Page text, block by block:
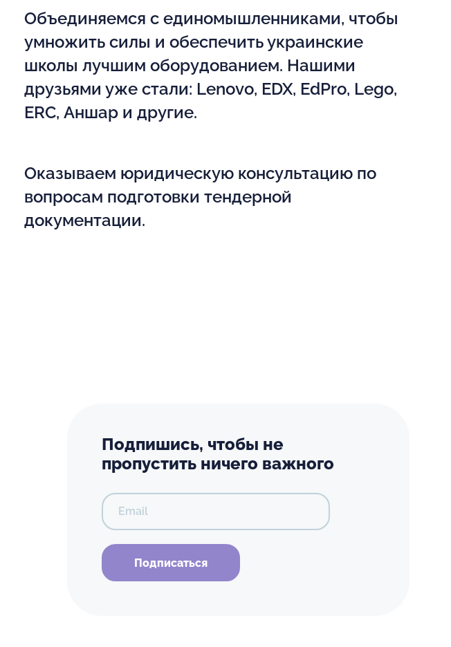
Объединяемся с единомышленниками, чтобы
умножить силы и обеспечить украинские
школы лучшим оборудованием. Нашими
друзьями уже стали: Lenovo, EDX, EdPro, Lego,
ERC, Аншар и другие.
Оказываем юридическую консультацию по
вопросам подготовки тендерной
документации.
Подпишись, чтобы не
пропустить ничего важного
Email
Подписаться